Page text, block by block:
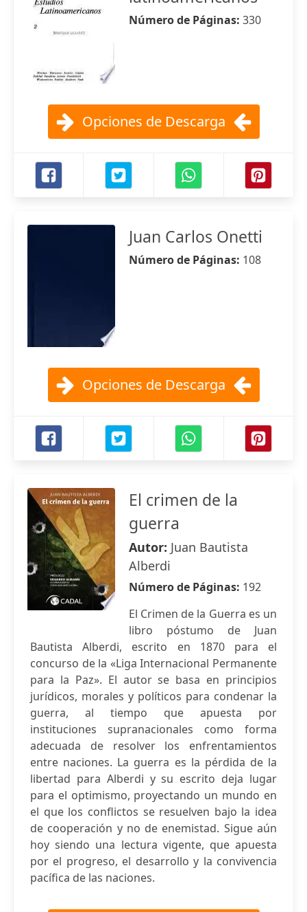
Número de Páginas: 330
Opciones de Descarga
Juan Carlos Onetti
Número de Páginas: 108
Opciones de Descarga
El crimen de la
guerra
Autor: Juan Bautista
Alberdi
Número de Páginas: 192
El Crimen de la Guerra es un
libro póstumo de Juan
Bautista Alberdi, escrito en 1870 para el
concurso de la «Liga Internacional Permanente
para la Paz». El autor se basa en principios
jurídicos, morales y políticos para condenar la
guerra, al tiempo que apuesta por
instituciones supranacionales como forma
adecuada de resolver los enfrentamientos
entre naciones. La guerra es la pérdida de la
libertad para Alberdi y su escrito deja lugar
para el optimismo, proyectando un mundo en
el que los conflictos se resuelven bajo la idea
de cooperación y no de enemistad. Sigue aún
hoy siendo una lectura vigente, que apuesta
por el progreso, el desarrollo y la convivencia
pacífica de las naciones.